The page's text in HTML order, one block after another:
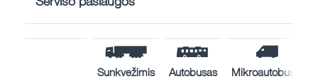
Sunkvežimis Autobusas
Mikroautobusas